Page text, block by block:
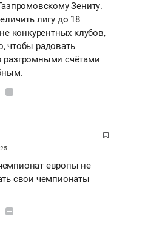
Зениту.
лигу до 18
конкурентных клубов,
чтобы радовать
разгромными счётами
европы не
свои чемпионаты